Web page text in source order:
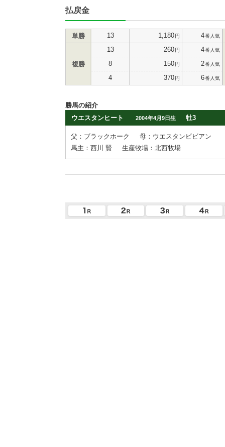
払戻金
単勝 13 1,180円 4番人気
複勝
13 260円 4番人気
8 150円 2番人気
4 370円 6番人気
勝馬の紹介
ウエスタンヒート
2004年4月9日生 牡3
父：ブラックホーク
母：ウエスタンビビアン
馬主：西川 賢
生産牧場：北西牧場